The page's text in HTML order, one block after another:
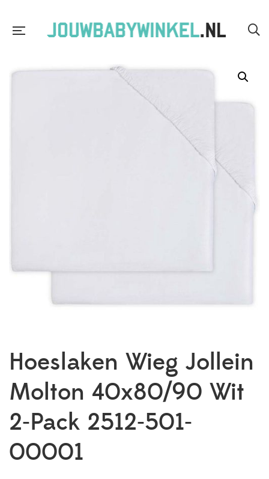
Hoeslaken Wieg Jollein
Molton 40x80/90 Wit
2-Pack 2512-501-
00001